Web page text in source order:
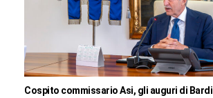
Cospito commissario Asi, gli auguri di Bardi